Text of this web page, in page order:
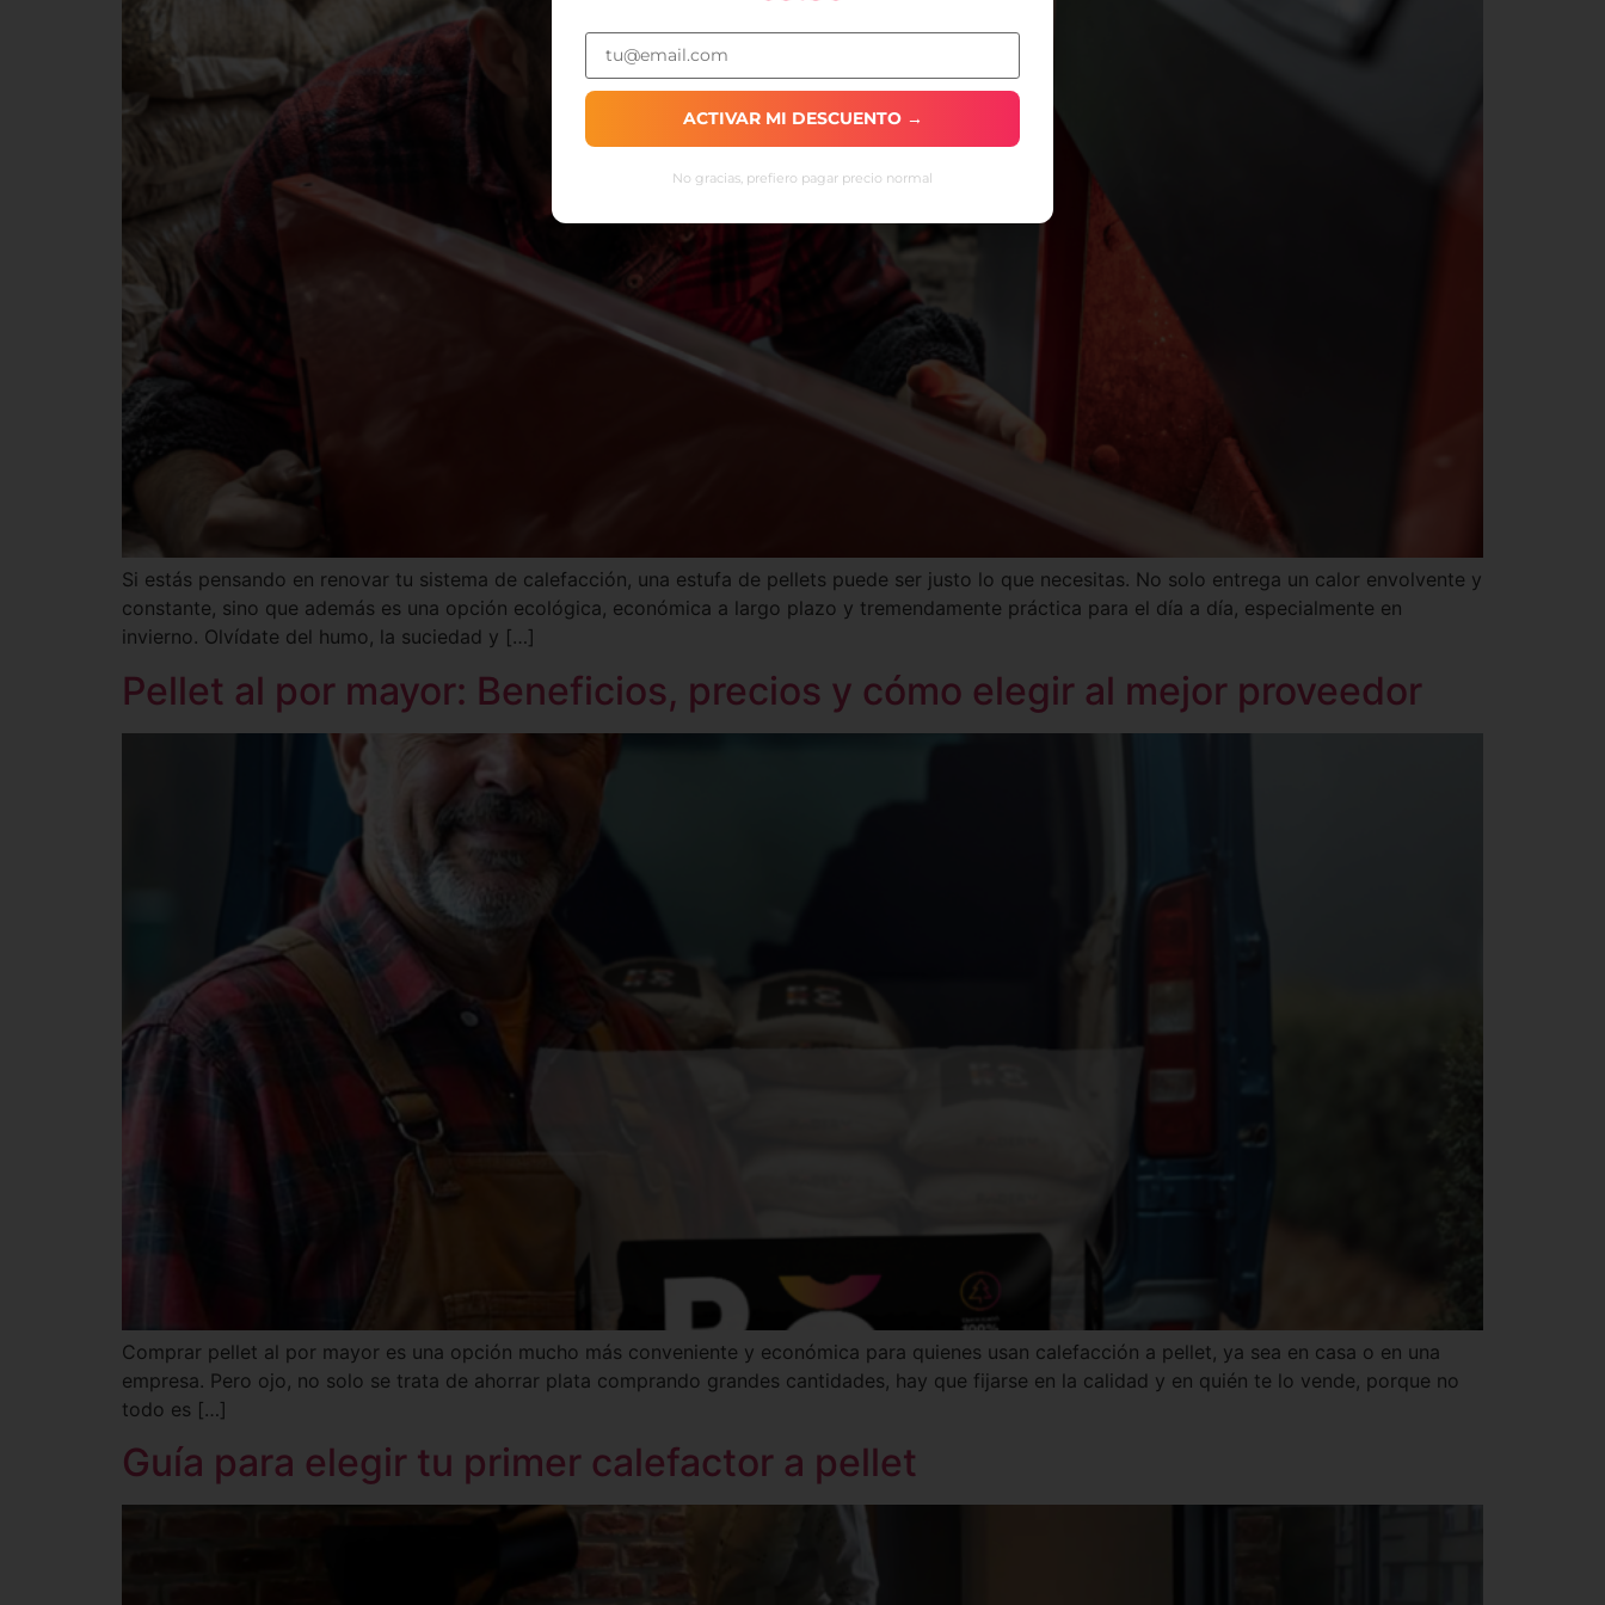
Si estás pensando en renovar tu sistema de calefacción, una estufa de pellets puede ser justo lo que necesitas. No solo entrega un calor envolvente y
constante, sino que además es una opción ecológica, económica a largo plazo y tremendamente práctica para el día a día, especialmente en
invierno. Olvídate del humo, la suciedad y […]
Pellet al por mayor: Beneficios, precios y cómo elegir al mejor proveedor
Comprar pellet al por mayor es una opción mucho más conveniente y económica para quienes usan calefacción a pellet, ya sea en casa o en una
empresa. Pero ojo, no solo se trata de ahorrar plata comprando grandes cantidades, hay que fijarse en la calidad y en quién te lo vende, porque no
todo es […]
Guía para elegir tu primer calefactor a pellet
ACTIVAR MI DESCUENTO →
No gracias, prefiero pagar precio normal